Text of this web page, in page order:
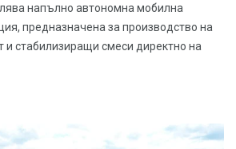
напълно автономна мобилна
предназначена за производство на
и стабилизиращи смеси директно на